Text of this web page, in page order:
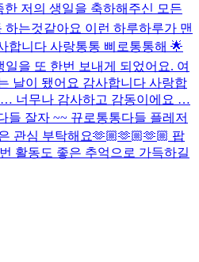
저의 생일을 축하해주신 모든
는것같아요 이런 하루하루가 맨
합니다 사랑통통 삐로통통해 🌟
일을 또 한번 보내게 되었어요. 여
날이 됐어요 감사합니다 사랑합
… 너무나 감사하고 감동이에요 …
들 잘자 ~~ 뀨로통통다들 플레저
관심 부탁해요🫶🏼🫶🏼🫶🏼 팝
활동도 좋은 추억으로 가득하길